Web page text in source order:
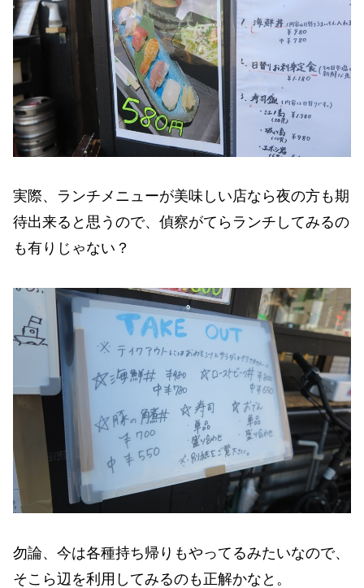
実際、ランチメニューが美味しい店なら夜の方も期
待出来ると思うので、偵察がてらランチしてみるの
も有りじゃない？
勿論、今は各種持ち帰りもやってるみたいなので、
そこら辺を利用してみるのも正解かなと。